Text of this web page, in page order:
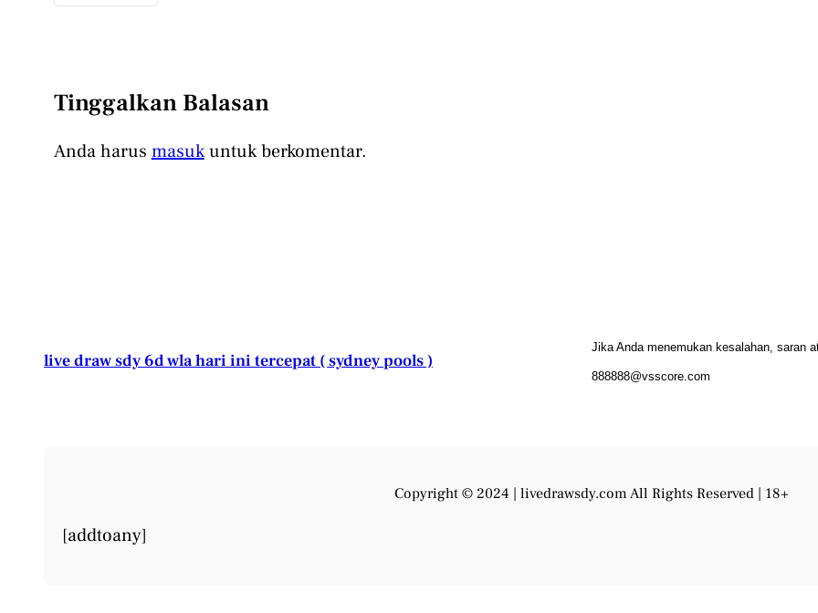
Tinggalkan Balasan
Anda harusmasukuntuk berkomentar.
live draw sdy 6d wla hari ini tercepat ( sydney pools )
Jika Anda menemukan kesalahan, saran
888888@vsscore.com
Copyright © 2024 | livedrawsdy.com All Rights Reserved | 18+
[addtoany]